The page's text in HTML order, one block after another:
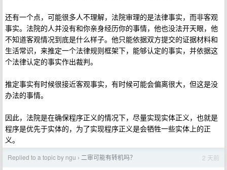
还有一个点，可能很多人不理解，法院审理的是法律事实，而非客观
事实。法院的人并没有和你亲身经历你的事情，他也没法开天眼，他
不知道客观情况到底是什么样子。他只能依据双方提交的证据材料和
生活常识，来推定一个法律规则框架下，能够认定的事实，并依据这
个法律认定的事实作出裁判。
推定事实有时候很接近客观事实，有时候可能会偏离很大，但这是没
办法的事情。
因此，法院是在确保程序正义的情况下，尽量实现实体正义，也就是
程序是优先于实体的，为了实现程序正义是会牺牲一些实体上的正
义。
Replied to a topic by ngu › 二审可能有转机吗？ 2 天前